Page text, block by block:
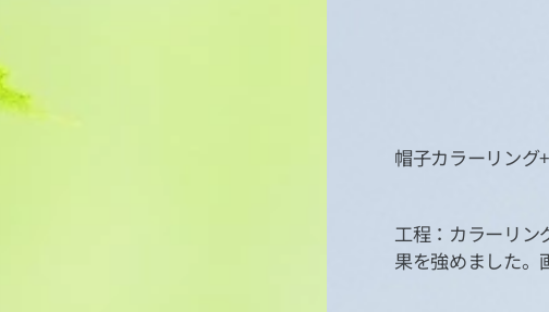
帽子カラーリング
工程：カラーリ
果を強めました。